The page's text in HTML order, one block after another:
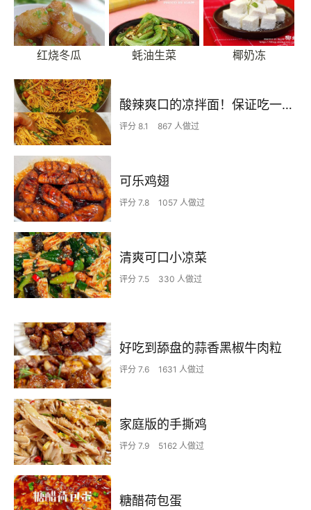
红烧冬瓜 蚝油生菜 椰奶冻
酸辣爽口的凉拌面！保证吃一次就上瘾
评分 8.1 867 人做过
可乐鸡翅
评分 7.8 1057 人做过
清爽可口小凉菜
评分 7.5 330 人做过
好吃到舔盘的蒜香黑椒牛肉粒
评分 7.6 1631 人做过
家庭版的手撕鸡
评分 7.9 5162 人做过
糖醋荷包蛋